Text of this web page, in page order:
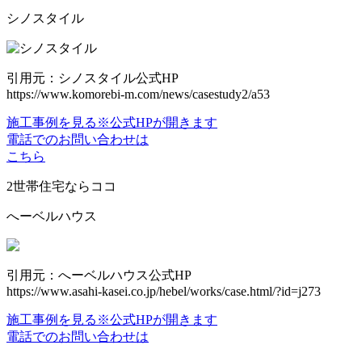
シノスタイル
引用元：シノスタイル公式HP
https://www.komorebi-m.com/news/casestudy2/a53
施工事例を見る ※公式HPが開きます
電話でのお問い合わせは
こちら
2世帯住宅ならココ
へーベルハウス
引用元：へーベルハウス公式HP
https://www.asahi-kasei.co.jp/hebel/works/case.html/?id=j273
施工事例を見る ※公式HPが開きます
電話でのお問い合わせは